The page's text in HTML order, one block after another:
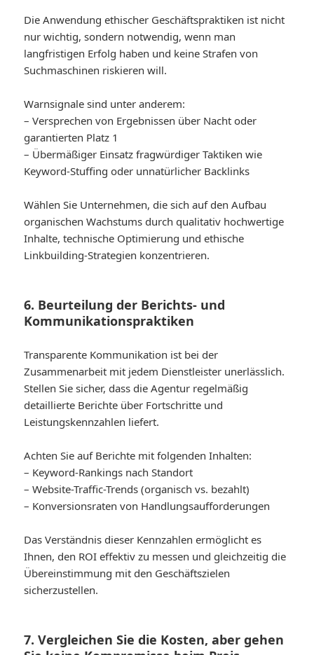
Die Anwendung ethischer Geschäftspraktiken ist nicht
nur wichtig, sondern notwendig, wenn man
langfristigen Erfolg haben und keine Strafen von
Suchmaschinen riskieren will.
Warnsignale sind unter anderem:
– Versprechen von Ergebnissen über Nacht oder
garantierten Platz 1
– Übermäßiger Einsatz fragwürdiger Taktiken wie
Keyword-Stuffing oder unnatürlicher Backlinks
Wählen Sie Unternehmen, die sich auf den Aufbau
organischen Wachstums durch qualitativ hochwertige
Inhalte, technische Optimierung und ethische
Linkbuilding-Strategien konzentrieren.
6. Beurteilung der Berichts- und
Kommunikationspraktiken
Transparente Kommunikation ist bei der
Zusammenarbeit mit jedem Dienstleister unerlässlich.
Stellen Sie sicher, dass die Agentur regelmäßig
detaillierte Berichte über Fortschritte und
Leistungskennzahlen liefert.
Achten Sie auf Berichte mit folgenden Inhalten:
– Keyword-Rankings nach Standort
– Website-Traffic-Trends (organisch vs. bezahlt)
– Konversionsraten von Handlungsaufforderungen
Das Verständnis dieser Kennzahlen ermöglicht es
Ihnen, den ROI effektiv zu messen und gleichzeitig die
Übereinstimmung mit den Geschäftszielen
sicherzustellen.
7. Vergleichen Sie die Kosten, aber gehen